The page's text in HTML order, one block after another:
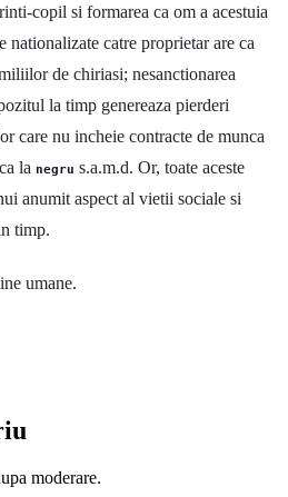
copil si formarea ca om a acestuia
nationalizate catre proprietar are ca
de chiriasi; nesanctionarea
la timp genereaza pierderi
care nu incheie contracte de munca
la negru s.a.m.d. Or, toate aceste
anumit aspect al vietii sociale si
timp.
umane.
moderare.